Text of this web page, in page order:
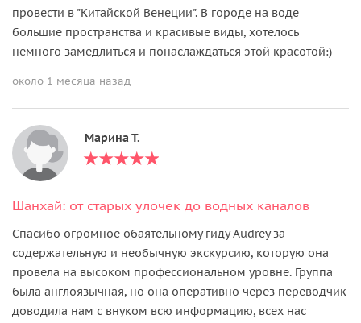
провести в "Китайской Венеции". В городе на воде
большие пространства и красивые виды, хотелось
немного замедлиться и понаслаждаться этой красотой:)
около 1 месяца назад
Марина Т.
Шанхай: от старых улочек до водных каналов
Спасибо огромное обаятельному гиду Audrey за
содержательную и необычную экскурсию, которую она
провела на высоком профессиональном уровне. Группа
была англоязычная, но она оперативно через переводчик
доводила нам с внуком всю информацию, всех нас